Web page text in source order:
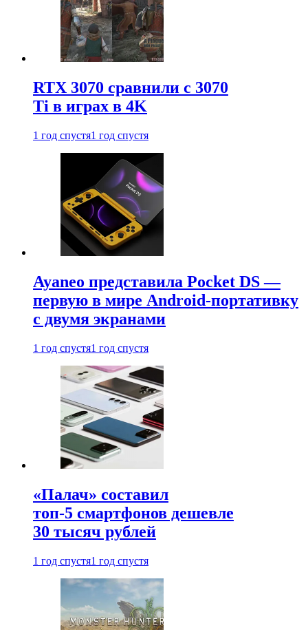
RTX 3070 сравнили с 3070
Ti в играх в 4K
1 год спустя1 год спустя
Ayaneo представила Pocket DS —
первую в мире Android-портативку
с двумя экранами
1 год спустя1 год спустя
«Палач» составил
топ-5 смартфонов дешевле
30 тысяч рублей
1 год спустя1 год спустя